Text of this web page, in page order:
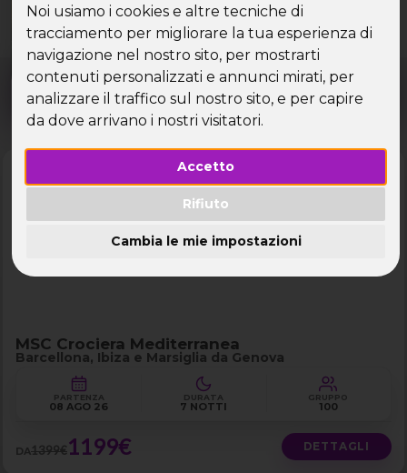
Noi usiamo i cookies e altre tecniche di
tracciamento per migliorare la tua esperienza di
navigazione nel nostro sito, per mostrarti
contenuti personalizzati e annunci mirati, per
analizzare il traffico sul nostro sito, e per capire
da dove arrivano i nostri visitatori.
Accetto
Rifiuto
Cambia le mie impostazioni
Scegli la tua destinazione tra le diverse proposte
di Speed Vacanze®
Dove? Quando?
Tutto l'anno
LAST MINUTE -200€
MSC Crociera Mediterranea
Barcellona, Ibiza e Marsiglia da Genova
PARTENZA
08 AGO 26
DURATA
7 NOTTI
GRUPPO
100
DA1399€1199€ DETTAGLI